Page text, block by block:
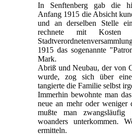
In Senftenberg gab die
Anfang 1915 die Absicht
und an derselben Stelle
rechnete mit
1915 das sogenannte
Mark.
Abriß und Neubau, der von
wurde, zog sich über
tangierte die Familie selbst
Immerhin bewohnte man
neue an mehr oder weniger
mußte man
woanders unterkommen.
ermitteln.